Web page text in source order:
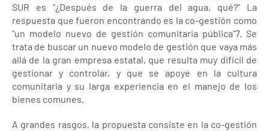
SUR es "¿Después de la guerra del agua, qué?" La
respuesta que fueron encontrando es la co-gestión como
"un modelo nuevo de gestión comunitaria pública"7. Se
trata de buscar un nuevo modelo de gestión que vaya más
allá de la gran empresa estatal, que resulta muy difícil de
gestionar y controlar, y que se apoye en la cultura
comunitaria y su larga experiencia en el manejo de los
bienes comunes.
A grandes rasgos, la propuesta consiste en la co-gestión